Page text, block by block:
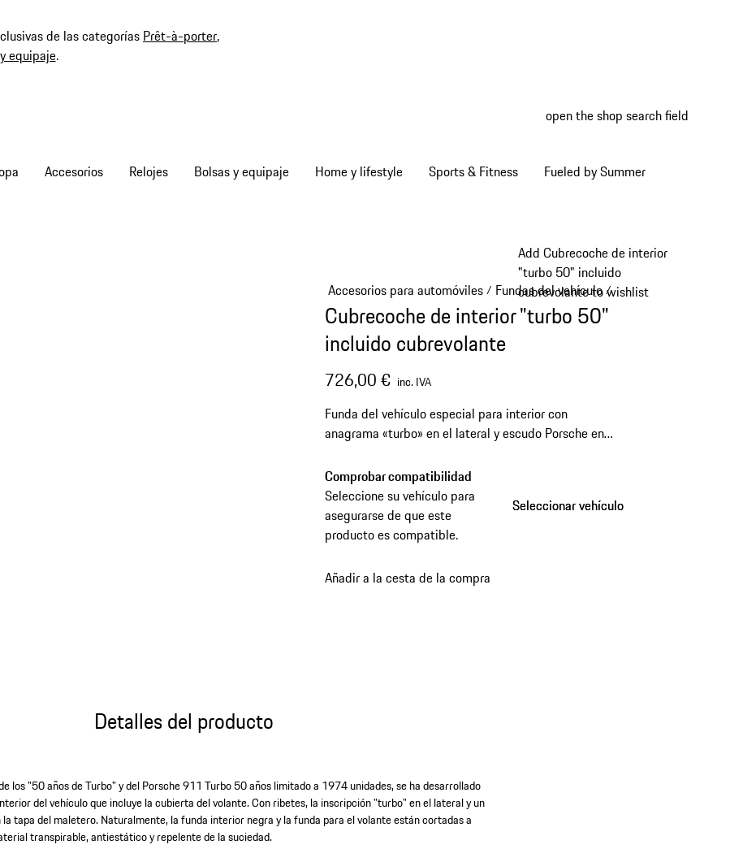
de las categorías Prêt-à-porter,
equipaje.
open the shop search field
Accesorios Relojes Bolsas y equipaje Home y lifestyle Sports & Fitness Fueled by Summer
Add Cubrecoche de interior
"turbo 50" incluido
cubrevolante to wishlist
Accesorios para automóviles/ Fundas del vehículo/
Cubrecoche de interior "turbo 50"
incluido cubrevolante
726,00 € inc. IVA
Funda del vehículo especial para interior con
anagrama «turbo» en el lateral y escudo Porsche en
Comprobar compatibilidad
Seleccione su vehículo para
asegurarse de que este
producto es compatible.
Seleccionar vehículo
Seleccionar vehículo
Añadir a la cesta de la compra
Detalles del producto
los "50 años de Turbo" y del Porsche 911 Turbo 50 años limitado a 1974 unidades, se ha desarrollado
del vehículo que incluye la cubierta del volante. Con ribetes, la inscripción "turbo" en el lateral y un
tapa del maletero. Naturalmente, la funda interior negra y la funda para el volante están cortadas a
transpirable, antiestático y repelente de la suciedad.